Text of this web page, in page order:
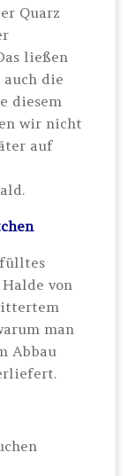
Quarz
ließen
die
diesem
wir nicht
auf
von
man
Abbau